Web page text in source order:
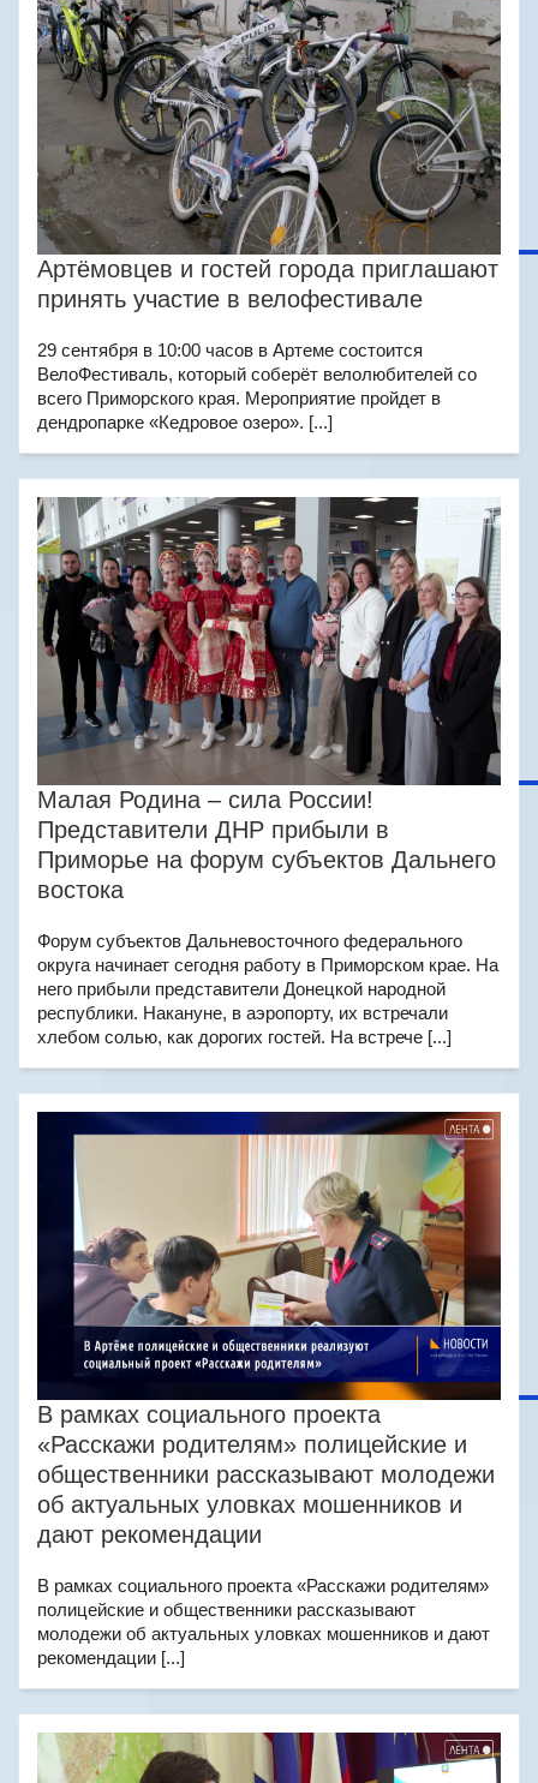
Артёмовцев и гостей города приглашают
принять участие в велофестивале
29 сентября в 10:00 часов в Артеме состоится
ВелоФестиваль, который соберёт велолюбителей со
всего Приморского края. Мероприятие пройдет в
дендропарке «Кедровое озеро». [...]
Малая Родина – сила России!
Представители ДНР прибыли в
Приморье на форум субъектов Дальнего
востока
Форум субъектов Дальневосточного федерального
округа начинает сегодня работу в Приморском крае. На
него прибыли представители Донецкой народной
республики. Накануне, в аэропорту, их встречали
хлебом солью, как дорогих гостей. На встрече [...]
В рамках социального проекта
«Расскажи родителям» полицейские и
общественники рассказывают молодежи
об актуальных уловках мошенников и
дают рекомендации
В рамках социального проекта «Расскажи родителям»
полицейские и общественники рассказывают
молодежи об актуальных уловках мошенников и дают
рекомендации [...]